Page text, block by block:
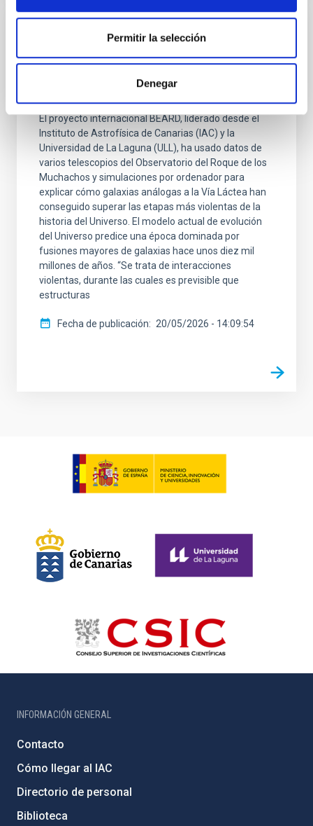
Permitir la selección
Denegar
NOTA DE PRENSA
Los primeros resultados del proyecto
BEARD explican la supervivencia de
El proyecto internacional BEARD, liderado desde el
Instituto de Astrofísica de Canarias (IAC) y la
Universidad de La Laguna (ULL), ha usado datos de
varios telescopios del Observatorio del Roque de los
Muchachos y simulaciones por ordenador para
explicar cómo galaxias análogas a la Vía Láctea han
conseguido superar las etapas más violentas de la
historia del Universo. El modelo actual de evolución
del Universo predice una época dominada por
fusiones mayores de galaxias hace unos diez mil
millones de años. “Se trata de interacciones
violentas, durante las cuales es previsible que
estructuras
Fecha de publicación 20/05/2026 - 14:09:54
INFORMACIÓN GENERAL
Contacto
Cómo llegar al IAC
Directorio de personal
Biblioteca